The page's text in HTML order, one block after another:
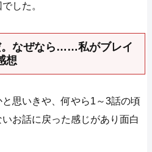
した。
。なぜなら……私がブレイ
想
思いきや、何やら1～3話の頃
お話に戻った感じがあり面白